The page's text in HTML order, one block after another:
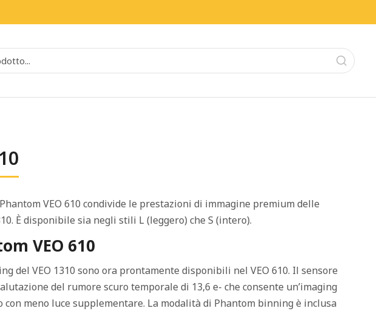
VEO 610 condivide le prestazioni di immagine premium delle
È disponibile sia negli stili L (leggero) che S (intero).
VEO 610
del VEO 1310 sono ora prontamente disponibili nel VEO 610. Il sensore
del rumore scuro temporale di 13,6 e- che consente un’imaging
con meno luce supplementare. La modalità di Phantom binning è inclusa